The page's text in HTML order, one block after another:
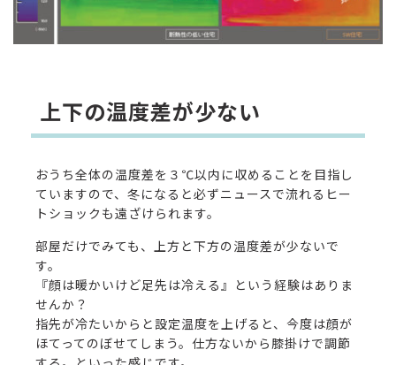
上下の温度差が少ない
おうち全体の温度差を３℃以内に収めることを目指し
ていますので、冬になると必ずニュースで流れるヒー
トショックも遠ざけられます。
部屋だけでみても、上方と下方の温度差が少ないで
す。
『顔は暖かいけど足先は冷える』という経験はありま
せんか？
指先が冷たいからと設定温度を上げると、今度は顔が
ほてってのぼせてしまう。仕方ないから膝掛けで調節